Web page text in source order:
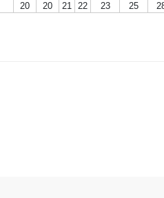
20 20 21 22 23 25